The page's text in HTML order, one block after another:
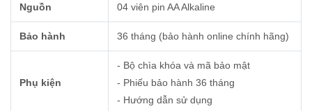
Nguồn 04 viên pin AA Alkaline
Bảo hành 36 tháng (bảo hành online chính hãng)
Phụ kiện
- Bộ chìa khóa và mã bảo mật
- Phiếu bảo hành 36 tháng
- Hướng dẫn sử dụng